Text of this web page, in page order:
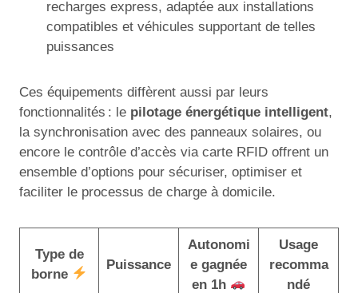
recharges express, adaptée aux installations
compatibles et véhicules supportant de telles
puissances
Ces équipements diffèrent aussi par leurs
fonctionnalités : le pilotage énergétique intelligent,
la synchronisation avec des panneaux solaires, ou
encore le contrôle d’accès via carte RFID offrent un
ensemble d’options pour sécuriser, optimiser et
faciliter le processus de charge à domicile.
Type de
borne
Puissance
Autonomi
e gagnée
en 1h
Usage
recomma
ndé